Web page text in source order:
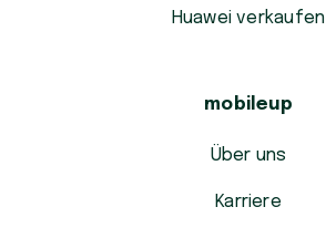
Huawei verkaufen
mobileup
Über uns
Karriere